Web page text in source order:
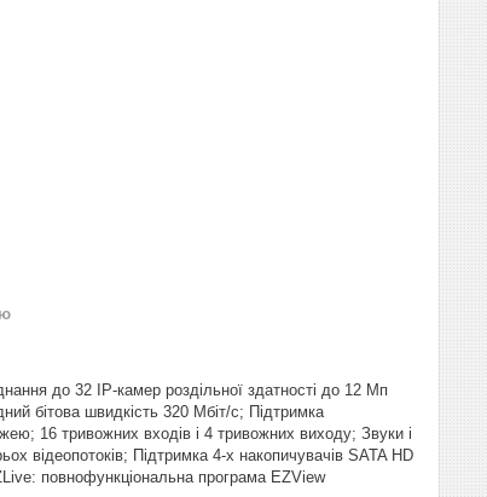
до 32 IP-камер роздільної здатності до 12 Мп
бітова швидкість 320 Мбіт/с; Підтримка
16 тривожних входів і 4 тривожних виходу; Звуки і
відеопотоків; Підтримка 4-х накопичувачів SATA HD
повнофункціональна програма EZView